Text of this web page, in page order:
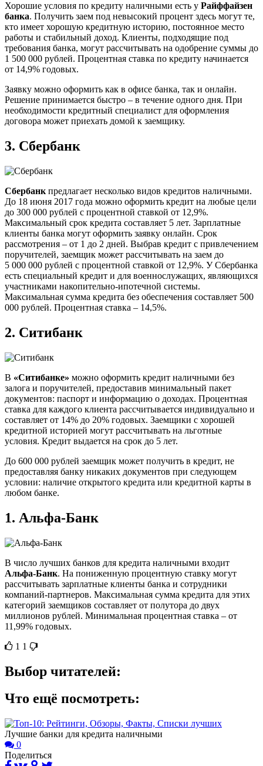
Хорошие условия по кредиту наличными есть у Райффайзен
банка. Получить заем под невысокий процент здесь могут те,
кто имеет хорошую кредитную историю, постоянное место
работы и стабильный доход. Клиенты, подходящие под
требования банка, могут рассчитывать на одобрение суммы до
1 500 000 рублей. Процентная ставка по кредиту начинается
от 14,9% годовых.
Заявку можно оформить как в офисе банка, так и онлайн.
Решение принимается быстро – в течение одного дня. При
необходимости кредитный специалист для оформления
договора может приехать домой к заемщику.
3. Сбербанк
Сбербанк предлагает несколько видов кредитов наличными.
До 18 июня 2017 года можно оформить кредит на любые цели
до 300 000 рублей с процентной ставкой от 12,9%.
Максимальный срок кредита составляет 5 лет. Зарплатные
клиенты банка могут оформить заявку онлайн. Срок
рассмотрения – от 1 до 2 дней. Выбрав кредит с привлечением
поручителей, заемщик может рассчитывать на заем до
5 000 000 рублей с процентной ставкой от 12,9%. У Сбербанка
есть специальный кредит и для военнослужащих, являющихся
участниками накопительно-ипотечной системы.
Максимальная сумма кредита без обеспечения составляет 500
000 рублей. Процентная ставка – 14,5%.
2. Ситибанк
В «Ситибанке» можно оформить кредит наличными без
залога и поручителей, предоставив минимальный пакет
документов: паспорт и информацию о доходах. Процентная
ставка для каждого клиента рассчитывается индивидуально и
составляет от 14% до 20% годовых. Заемщики с хорошей
кредитной историей могут рассчитывать на льготные
условия. Кредит выдается на срок до 5 лет.
До 600 000 рублей заемщик может получить в кредит, не
предоставляя банку никаких документов при следующем
условии: наличие открытого кредита или кредитной карты в
любом банке.
1. Альфа-Банк
В число лучших банков для кредита наличными входит
Альфа-Банк. На пониженную процентную ставку могут
рассчитывать зарплатные клиенты банка и сотрудники
компаний-партнеров. Максимальная сумма кредита для этих
категорий заемщиков составляет от полутора до двух
миллионов рублей. Минимальная процентная ставка – от
11,99% годовых.
1 1
Выбор читателей:
Что ещё посмотреть:
Лучшие банки для кредита наличными
0
Поделиться